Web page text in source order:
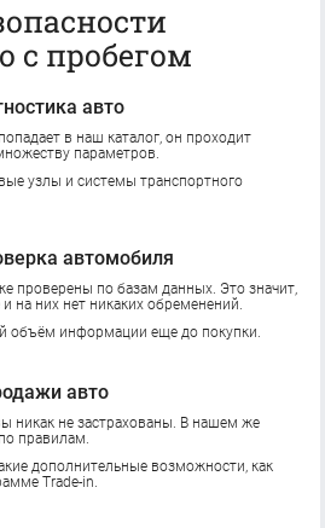
с пробегом
авто
в наш каталог, он проходит
параметров.
узлы и системы транспортного
автомобиля
проверены по базам данных. Это значит,
на них нет никаких обременений.
объём информации еще до покупки.
авто
никак не застрахованы. В нашем же
правилам.
дополнительные возможности, как
Trade-in.